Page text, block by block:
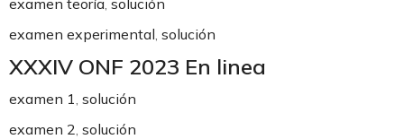
examen teoría, solución
examen experimental, solución
XXXIV ONF 2023 En linea
examen 1, solución
examen 2, solución